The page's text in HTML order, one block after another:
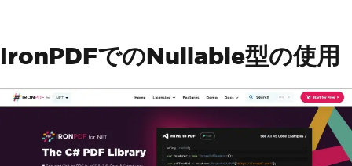
IronPDFでのNullable型の使用